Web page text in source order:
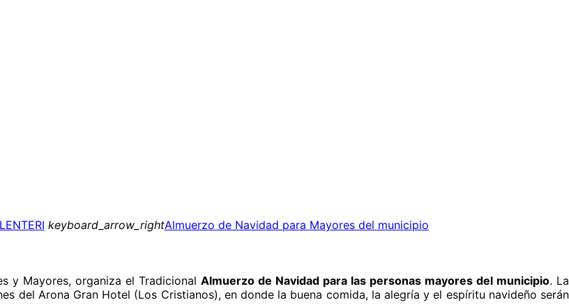
keyboard_arrow_rightAlmuerzo de Navidad para Mayores del municipio
y Mayores, organiza el Tradicional Almuerzo de Navidad para las personas mayores del municipio. La
del Arona Gran Hotel (Los Cristianos), en donde la buena comida, la alegría y el espíritu navideño serán